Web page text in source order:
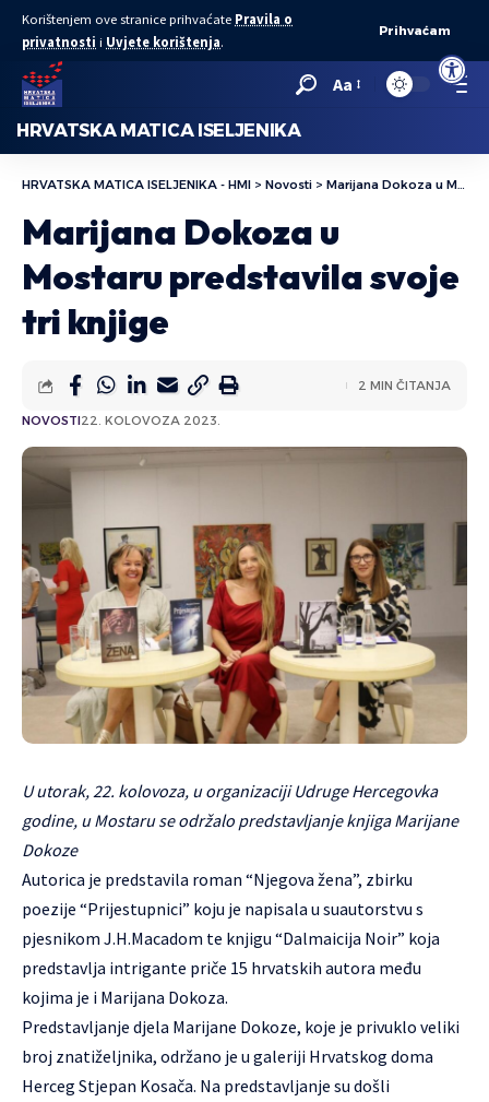
Open
Korištenjem ove stranice prihvaćate Pravila o
privatnosti i Uvjete korištenja.
Prihvaćam
Aa
HRVATSKA MATICA ISELJENIKA
HRVATSKA MATICA ISELJENIKA - HMI > Novosti > Marijana Dokoza u Mostaru predstavila svoje tri knjige
Marijana Dokoza u
Mostaru predstavila svoje
tri knjige
NOVOSTI22. KOLOVOZA 2023.
2 MIN ČITANJA
U utorak, 22. kolovoza, u organizaciji Udruge Hercegovka
godine, u Mostaru se održalo predstavljanje knjiga Marijane
Dokoze
Autorica je predstavila roman “Njegova žena”, zbirku
poezije “Prijestupnici” koju je napisala u suautorstvu s
pjesnikom J.H.Macadom te knjigu “Dalmaicija Noir” koja
predstavlja intrigante priče 15 hrvatskih autora među
kojima je i Marijana Dokoza.
Predstavljanje djela Marijane Dokoze, koje je privuklo veliki
broj znatiželjnika, održano je u galeriji Hrvatskog doma
Herceg Stjepan Kosača. Na predstavljanje su došli